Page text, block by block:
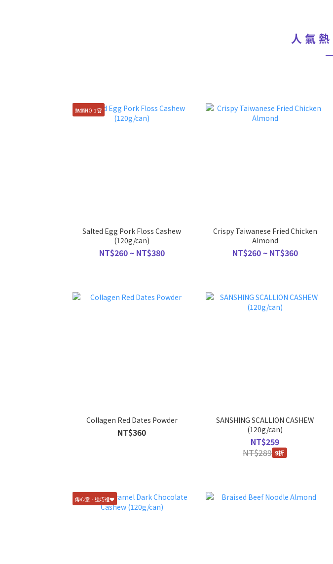
人 氣
熱銷NO.1🏆
Salted Egg Pork Floss Cashew
(120g/can)
NT$260 ~ NT$380
Crispy Taiwanese Fried Chicken
Almond
NT$260 ~ NT$360
Collagen Red Dates Powder
NT$360
SANSHING SCALLION CASHEW
(120g/can)
NT$259
NT$289 9折
傳心意．送巧禮❤️